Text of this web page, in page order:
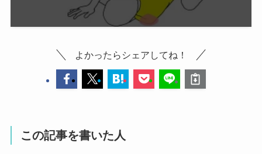
よかったらシェアしてね！
この記事を書いた人